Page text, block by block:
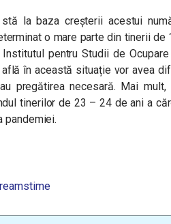
la baza creșterii acestui
o mare parte din tinerii
pentru Studii de
în această situație vor avea
pregătirea necesară. Mai
tinerilor de 23 – 24 de ani a
pandemiei.